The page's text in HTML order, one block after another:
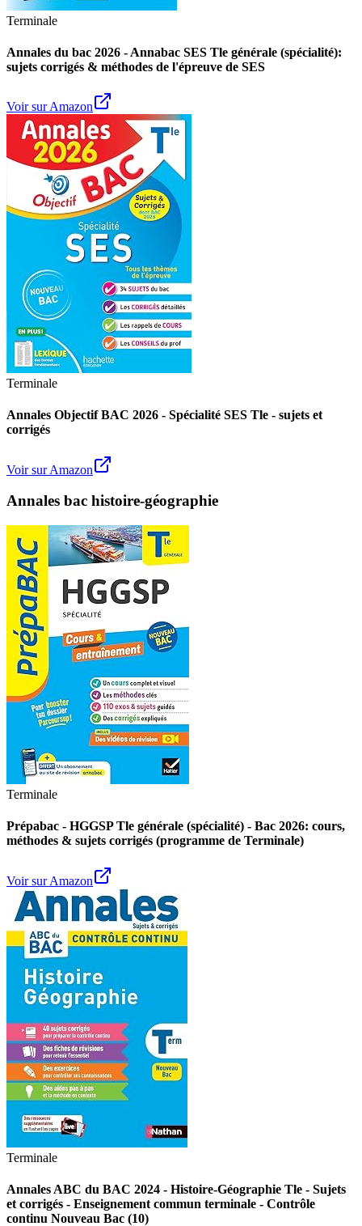
Terminale
Annales du bac 2026 - Annabac SES Tle générale (spécialité):
sujets corrigés & méthodes de l'épreuve de SES
Voir sur Amazon
Terminale
Annales Objectif BAC 2026 - Spécialité SES Tle - sujets et
corrigés
Voir sur Amazon
Annales bac histoire-géographie
Terminale
Prépabac - HGGSP Tle générale (spécialité) - Bac 2026: cours,
méthodes & sujets corrigés (programme de Terminale)
Voir sur Amazon
Terminale
Annales ABC du BAC 2024 - Histoire-Géographie Tle - Sujets
et corrigés - Enseignement commun terminale - Contrôle
continu Nouveau Bac (10)